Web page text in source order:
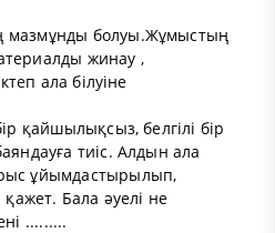
мазмұнды болуы.Жұмыстың
жинау ,
ала білуіне
қайшылықсыз, белгілі бір
тиіс. Алдын ала
ұйымдастырылып,
қажет. Бала әуелі не
.........